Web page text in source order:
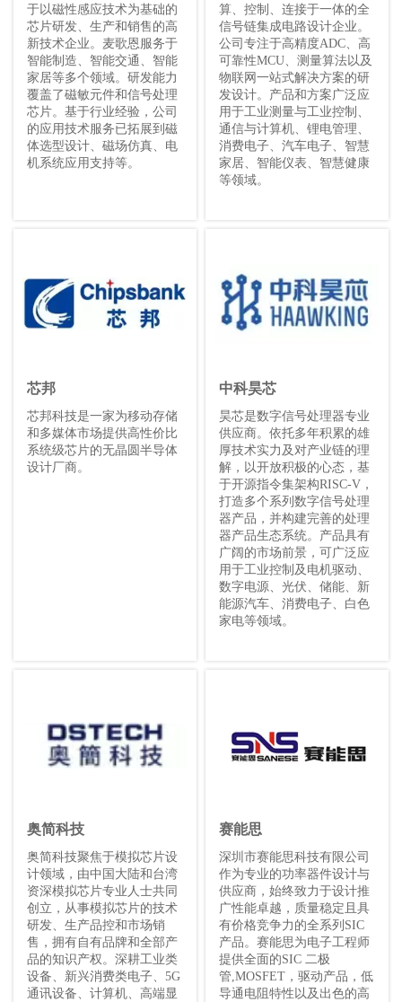
于以磁性感应技术为基础的
芯片研发、生产和销售的高
新技术企业。麦歌恩服务于
智能制造、智能交通、智能
家居等多个领域。研发能力
覆盖了磁敏元件和信号处理
芯片。基于行业经验，公司
的应用技术服务已拓展到磁
体选型设计、磁场仿真、电
机系统应用支持等。
算、控制、连接于一体的全
信号链集成电路设计企业。
公司专注于高精度ADC、高
可靠性MCU、测量算法以及
物联网一站式解决方案的研
发设计。产品和方案广泛应
用于工业测量与工业控制、
通信与计算机、锂电管理、
消费电子、汽车电子、智慧
家居、智能仪表、智慧健康
等领域。
芯邦
芯邦科技是一家为移动存储
和多媒体市场提供高性价比
系统级芯片的无晶圆半导体
设计厂商。
中科昊芯
昊芯是数字信号处理器专业
供应商。依托多年积累的雄
厚技术实力及对产业链的理
解，以开放积极的心态，基
于开源指令集架构RISC-V，
打造多个系列数字信号处理
器产品，并构建完善的处理
器产品生态系统。产品具有
广阔的市场前景，可广泛应
用于工业控制及电机驱动、
数字电源、光伏、储能、新
能源汽车、消费电子、白色
家电等领域。
奥简科技
奥简科技聚焦于模拟芯片设
计领域，由中国大陆和台湾
资深模拟芯片专业人士共同
创立，从事模拟芯片的技术
研发、生产品控和市场销
售，拥有自有品牌和全部产
品的知识产权。深耕工业类
设备、新兴消费类电子、5G
通讯设备、计算机、高端显
赛能思
深圳市赛能思科技有限公司
作为专业的功率器件设计与
供应商，始终致力于设计推
广性能卓越，质量稳定且具
有价格竞争力的全系列SIC
产品。赛能思为电子工程师
提供全面的SIC 二极
管,MOSFET，驱动产品，低
导通电阻特性以及出色的高